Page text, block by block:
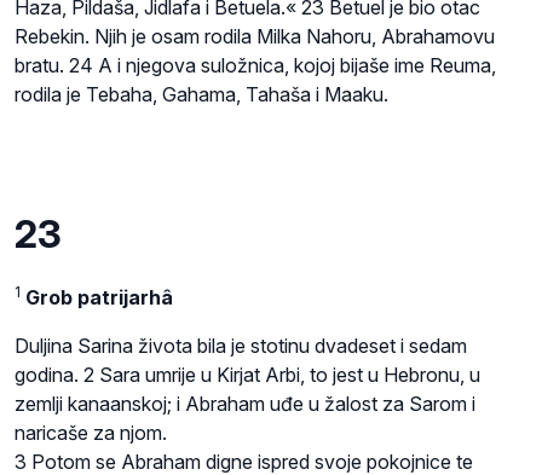
Haza, Pildaša, Jidlafa i Betuela.« 23 Betuel je bio otac
Rebekin. Njih je osam rodila Milka Nahoru, Abrahamovu
bratu. 24 A i njegova suložnica, kojoj bijaše ime Reuma,
rodila je Tebaha, Gahama, Tahaša i Maaku.
23
1 Grob patrijarhâ
Duljina Sarina života bila je stotinu dvadeset i sedam
godina. 2 Sara umrije u Kirjat Arbi, to jest u Hebronu, u
zemlji kanaanskoj; i Abraham uđe u žalost za Sarom i
naricaše za njom.
3 Potom se Abraham digne ispred svoje pokojnice te